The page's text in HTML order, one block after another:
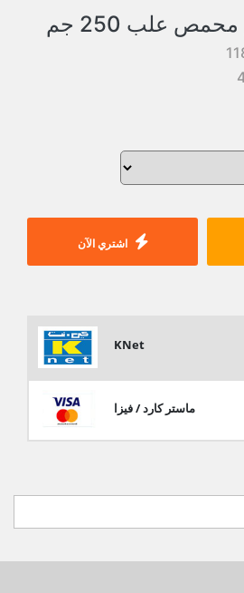
علب 250 جم
اشتري الآن
KNet
ماستر كارد / فيزا